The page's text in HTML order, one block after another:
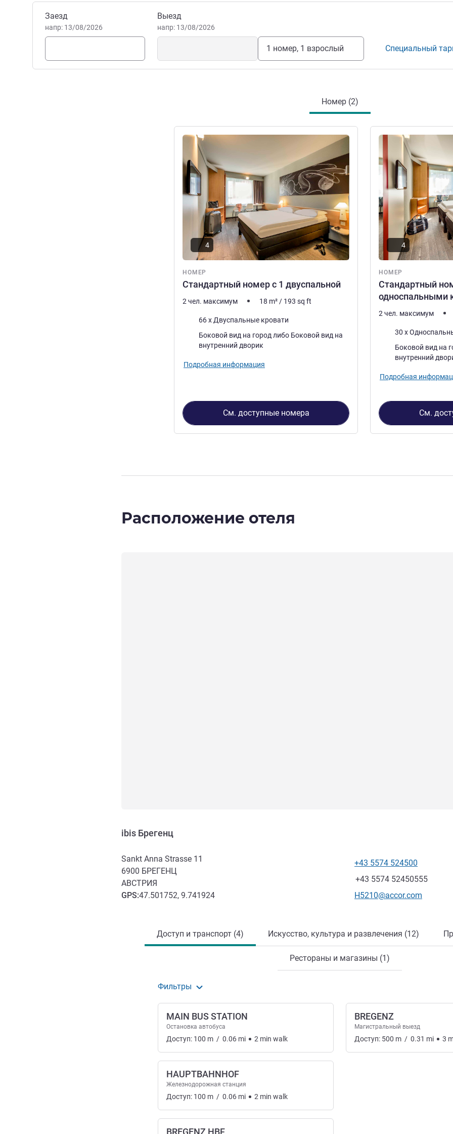
сделать ваше пребывание максимально комфортным и готов
помочь вам в любое время суток.
BOBBY KUETTNER Управление отелем
Забронировать этот отель
Заезд
напр: 13/08/2026
Выезд
напр: 13/08/2026
1 номер, 1 взрослый Специальный
Номер (2)
НОМЕР
Стандартный номер с 1 двуспальной
Подробная информация
4
2 чел. максимум 18 m² / 193 sq ft
Постель66 x Двуспальные кровати
Виды:Боковой вид на город либо Боковой вид на
внутренний дворик
Подробная информация
См. доступные номера
НОМЕР
Стандартный
односпальными
Подробная
4
2 чел. максимум
Постель
30 x
Виды:Боковой вид на город
внутренний
Подробная
См.
Расположение отеля
ibis Брегенц
Sankt Anna Strasse 11
6900 БРЕГЕНЦ
АВСТРИЯ
GPS:47.501752, 9.741924
Телефон
+43 5574 524500
Факс
+43 5574 52450555
Контактный адрес
H5210@accor.com
Доступ и транспорт (4) Искусство, культура и развлечения (12)
Рестораны и магазины (1)
Фильтры
MAIN BUS STATION
Остановка автобуса
Доступ: 100 m / 0.06 mi 2 min walk
HAUPTBAHNHOF
Железнодорожная станция
Доступ: 100 m / 0.06 mi 2 min walk
BREGENZ HBF
BREGENZ
Магистральный выезд
Доступ: 500 m / 0.31 mi 3